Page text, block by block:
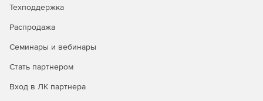
Техподдержка
Распродажа
Семинары и вебинары
Стать партнером
Вход в ЛК партнера